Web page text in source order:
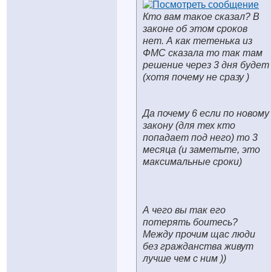
Кто вам такое сказал? В
законе об этом сроков
нет. А как тетенька из
ФМС сказала то так там
решение через 3 дня будет
(хотя почему не сразу )
Да почему 6 если по новому
закону (для тех кто
попадает под него) то 3
месяца (и заметьте, это
максимальные сроки)
А чего вы так его
потерять боитесь?
Между прочим щас люди
без гражданства живут
лучше чем с ним ))